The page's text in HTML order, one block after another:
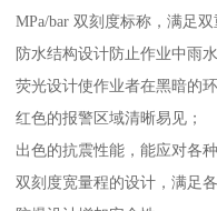
MPa/bar 双刻度标称，满足
防水结构设计防止作业中雨
荧光设计使作业者在黑暗的
红色的报警区域清晰易见；
出色的抗震性能，能应对各
双刻度宽量程的设计，满足